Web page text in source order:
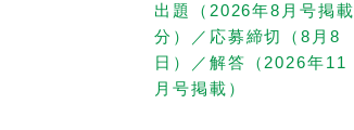
出題（2026年8月号掲載
分）／応募締切（8月8
日）／解答（2026年11
月号掲載）